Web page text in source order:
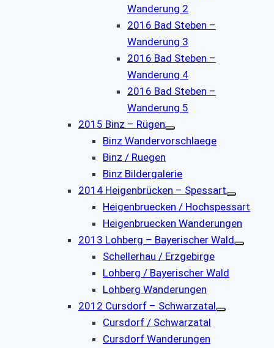
Wanderung 2
2016 Bad Steben –
Wanderung 3
2016 Bad Steben –
Wanderung 4
2016 Bad Steben –
Wanderung 5
2015 Binz – Rügen
Binz Wandervorschlaege
Binz / Ruegen
Binz Bildergalerie
2014 Heigenbrücken – Spessart
Heigenbruecken / Hochspessart
Heigenbruecken Wanderungen
2013 Lohberg – Bayerischer Wald
Schellerhau / Erzgebirge
Lohberg / Bayerischer Wald
Lohberg Wanderungen
2012 Cursdorf – Schwarzatal
Cursdorf / Schwarzatal
Cursdorf Wanderungen